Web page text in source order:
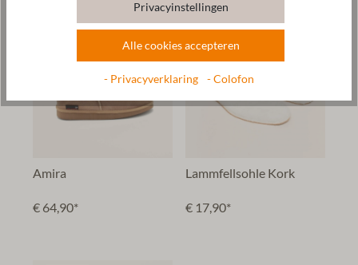
Amira
€ 64,90*
Lammfellsohle Kork
€ 17,90*
Privacyinstellingen
Alle cookies accepteren
- Privacyverklaring - Colofon